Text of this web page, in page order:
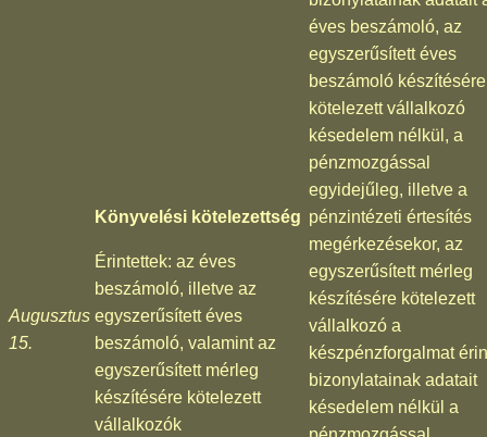
Augusztus
15.
Könyvelési kötelezettség
Érintettek: az éves
beszámoló, illetve az
egyszerűsített éves
beszámoló, valamint az
egyszerűsített mérleg
készítésére kötelezett
vállalkozók
éves beszámoló, az
egyszerűsített éves
beszámoló készítésére
kötelezett vállalkozó
késedelem nélkül, a
pénzmozgással
egyidejűleg, illetve a
pénzintézeti értesítés
megérkezésekor, az
egyszerűsített mérleg
készítésére kötelezett
vállalkozó a
készpénzforgalmat
bizonylatainak adatait
késedelem nélkül a